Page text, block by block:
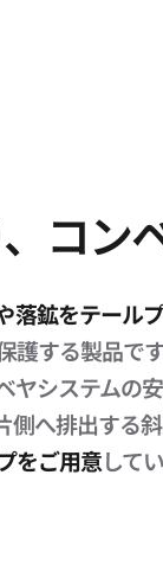
コン
落鉱をテール
する製品で
システムの
側へ排出する
をご用意して